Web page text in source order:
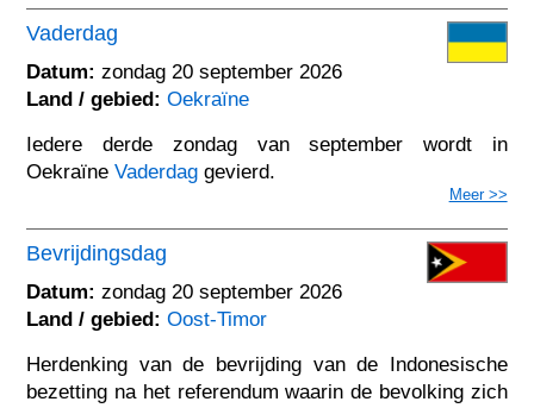
Vaderdag
Datum: zondag 20 september 2026
Land / gebied: Oekraïne
Iedere derde zondag van september wordt in
OekraïneVaderdag gevierd.
Meer >>
Bevrijdingsdag
Datum: zondag 20 september 2026
Land / gebied: Oost-Timor
Herdenking van de bevrijding van de Indonesische
bezetting na het referendum waarin de bevolking zich